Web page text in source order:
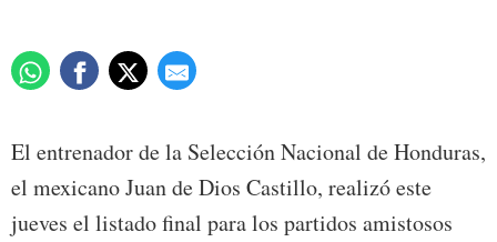
El entrenador de la Selección Nacional de Honduras,
el mexicano Juan de Dios Castillo, realizó este
jueves el listado final para los partidos amistosos